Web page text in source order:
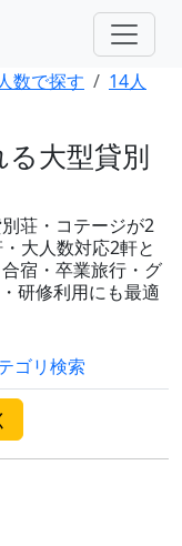
数で探す
14人
大型貸別
荘・コテージが2
大人数対応2軒と
宿・卒業旅行・グ
研修利用にも最適
ゴリ検索